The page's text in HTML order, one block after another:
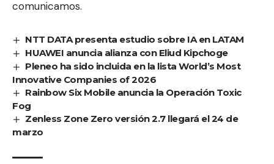
comunicamos.
NTT DATA presenta estudio sobre IA en LATAM
HUAWEI anuncia alianza con Eliud Kipchoge
Pleneo ha sido incluida en la lista World’s Most
Innovative Companies of 2026
Rainbow Six Mobile anuncia la Operación Toxic
Fog
Zenless Zone Zero versión 2.7 llegará el 24 de
marzo